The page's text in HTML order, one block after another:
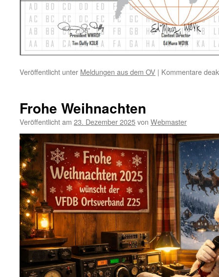
Veröffentlicht unter Meldungen aus dem OV | Kommentare
Frohe Weihnachten
Veröffentlicht am 23. Dezember 2025von Webmaster